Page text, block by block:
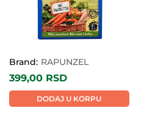
Brand: RAPUNZEL
399,00 RSD
DODAJ U KORPU